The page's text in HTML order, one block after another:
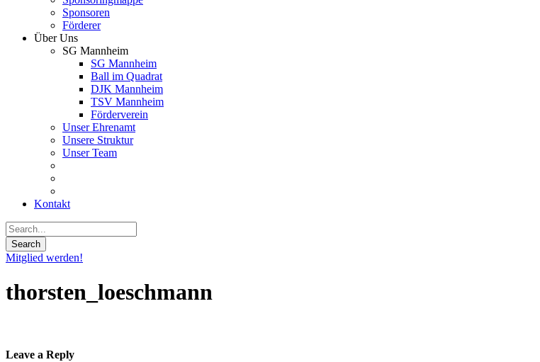
Sponsoren
Förderer
Über Uns
SG Mannheim
SG Mannheim
Ball im Quadrat
DJK Mannheim
TSV Mannheim
Förderverein
Unser Ehrenamt
Unsere Struktur
Unser Team
Kontakt
Mitglied werden!
thorsten_loeschmann
Leave a Reply